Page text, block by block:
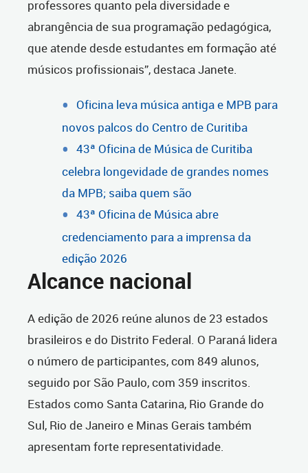
professores quanto pela diversidade e
abrangência de sua programação pedagógica,
que atende desde estudantes em formação até
músicos profissionais”, destaca Janete.
Oficina leva música antiga e MPB para
novos palcos do Centro de Curitiba
43ª Oficina de Música de Curitiba
celebra longevidade de grandes nomes
da MPB; saiba quem são
43ª Oficina de Música abre
credenciamento para a imprensa da
edição 2026
Alcance nacional
A edição de 2026 reúne alunos de 23 estados
brasileiros e do Distrito Federal. O Paraná lidera
o número de participantes, com 849 alunos,
seguido por São Paulo, com 359 inscritos.
Estados como Santa Catarina, Rio Grande do
Sul, Rio de Janeiro e Minas Gerais também
apresentam forte representatividade.